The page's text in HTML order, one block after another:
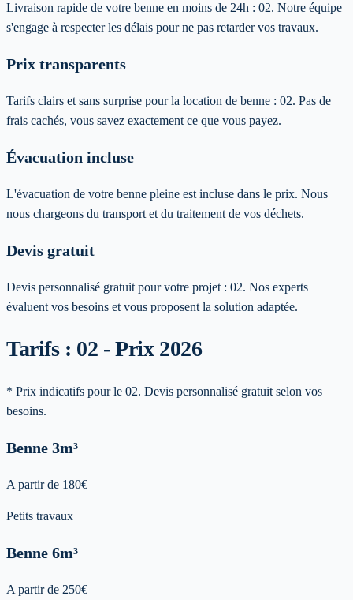
Livraison rapide de votre benne en moins de 24h : 02. Notre équipe
s'engage à respecter les délais pour ne pas retarder vos travaux.
Prix transparents
Tarifs clairs et sans surprise pour la location de benne : 02. Pas de
frais cachés, vous savez exactement ce que vous payez.
Évacuation incluse
L'évacuation de votre benne pleine est incluse dans le prix. Nous
nous chargeons du transport et du traitement de vos déchets.
Devis gratuit
Devis personnalisé gratuit pour votre projet : 02. Nos experts
évaluent vos besoins et vous proposent la solution adaptée.
Tarifs : 02 - Prix 2026
* Prix indicatifs pour le 02. Devis personnalisé gratuit selon vos
besoins.
Benne 3m³
A partir de 180€
Petits travaux
Benne 6m³
A partir de 250€